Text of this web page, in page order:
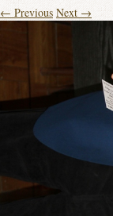
← Previous Next →